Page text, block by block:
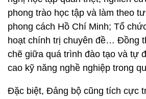
phong trào học tập và làm theo
phong cách Hồ Chí Minh; Tổ
hoạt chính trị chuyên đề… Đồng
chẽ giữa quá trình đào tạo và tự
cao kỹ năng nghề nghiệp trong
Đặc biệt, Đảng bộ cũng tích cực